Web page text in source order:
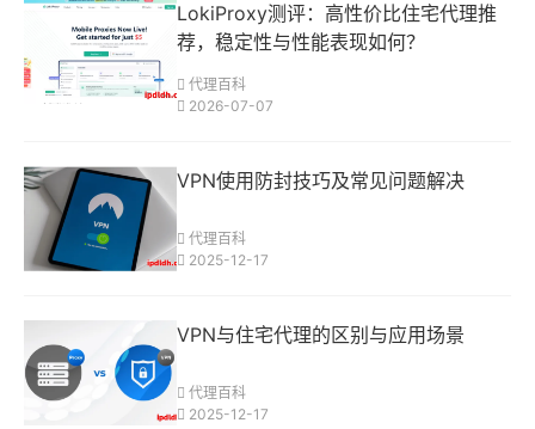
LokiProxy测评：高性价比住宅代理推
荐，稳定性与性能表现如何？
代理百科
2026-07-07
VPN使用防封技巧及常见问题解决
代理百科
2025-12-17
VPN与住宅代理的区别与应用场景
代理百科
2025-12-17